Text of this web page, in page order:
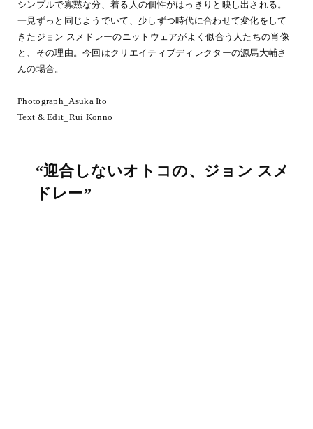
シンプルで寡黙な分、着る人の個性がはっきりと映し出される。
一見ずっと同じようでいて、少しずつ時代に合わせて変化をして
きたジョン スメドレーのニットウェアがよく似合う人たちの肖像
と、その理由。今回はクリエイティブディレクターの源馬大輔さ
んの場合。
Photograph_Asuka Ito
Text & Edit_Rui Konno
“迎合しないオトコの、ジョン スメ
ドレー”